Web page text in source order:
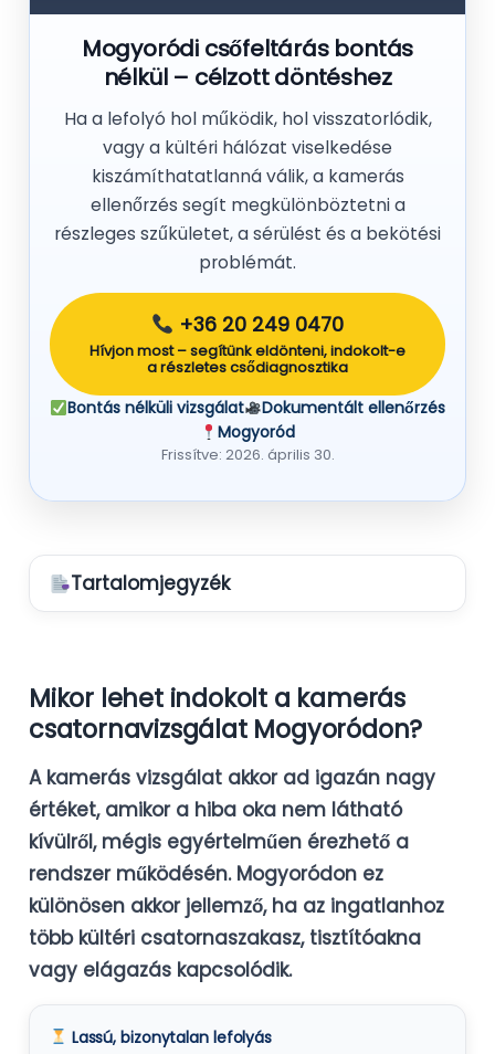
Mogyoródi csőfeltárás bontás
nélkül – célzott döntéshez
Ha a lefolyó hol működik, hol visszatorlódik,
vagy a kültéri hálózat viselkedése
kiszámíthatatlanná válik, a kamerás
ellenőrzés segít megkülönböztetni a
részleges szűkületet, a sérülést és a bekötési
problémát.
+36 20 249 0470
Hívjon most – segítünk eldönteni, indokolt-e
a részletes csődiagnosztika
Bontás nélküli vizsgálat
Dokumentált ellenőrzés
Mogyoród
Frissítve: 2026. április 30.
Tartalomjegyzék
Mikor lehet indokolt a kamerás
csatornavizsgálat Mogyoródon?
A kamerás vizsgálat akkor ad igazán nagy
értéket, amikor a hiba oka nem látható
kívülről, mégis egyértelműen érezhető a
rendszer működésén. Mogyoródon ez
különösen akkor jellemző, ha az ingatlanhoz
több kültéri csatornaszakasz, tisztítóakna
vagy elágazás kapcsolódik.
Lassú, bizonytalan lefolyás